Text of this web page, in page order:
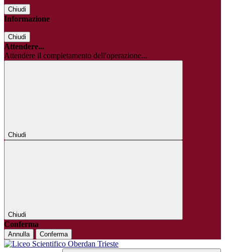
Chiudi
Informazione
Chiudi
Attendere...
Attendere il completamento dell'operazione...
Chiudi
Chiudi
Conferma
Annulla Conferma